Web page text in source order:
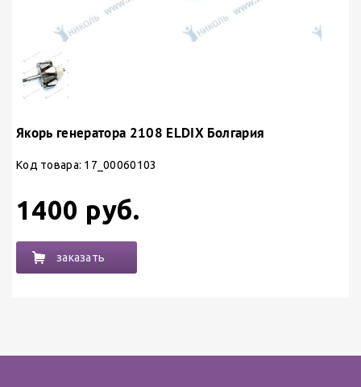
Якорь генератора 2108 ELDIX Болгария
Код товара: 17_00060103
1400 руб.
заказать